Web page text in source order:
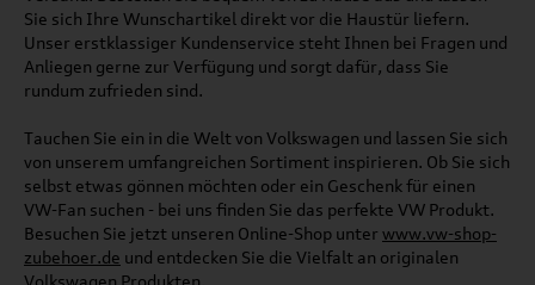
Sie sich Ihre Wunschartikel direkt vor die Haustür liefern.
Unser erstklassiger Kundenservice steht Ihnen bei Fragen und
Anliegen gerne zur Verfügung und sorgt dafür, dass Sie
rundum zufrieden sind.
Tauchen Sie ein in die Welt von Volkswagen und lassen Sie sich
von unserem umfangreichen Sortiment inspirieren. Ob Sie sich
selbst etwas gönnen möchten oder ein Geschenk für einen
VW-Fan suchen - bei uns finden Sie das perfekte VW Produkt.
Besuchen Sie jetzt unseren Online-Shop unter www.vw-shop-
zubehoer.de und entdecken Sie die Vielfalt an originalen
Volkswagen Produkten.